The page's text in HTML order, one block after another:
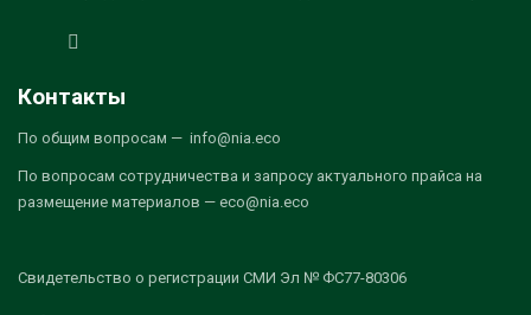
Контакты
По общим вопросам — info@nia.eco
По вопросам сотрудничества и запросу актуального прайса на
размещение материалов — eco@nia.eco
Свидетельство о регистрации СМИ Эл № ФС77-80306